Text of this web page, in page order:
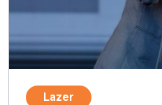
Lazer